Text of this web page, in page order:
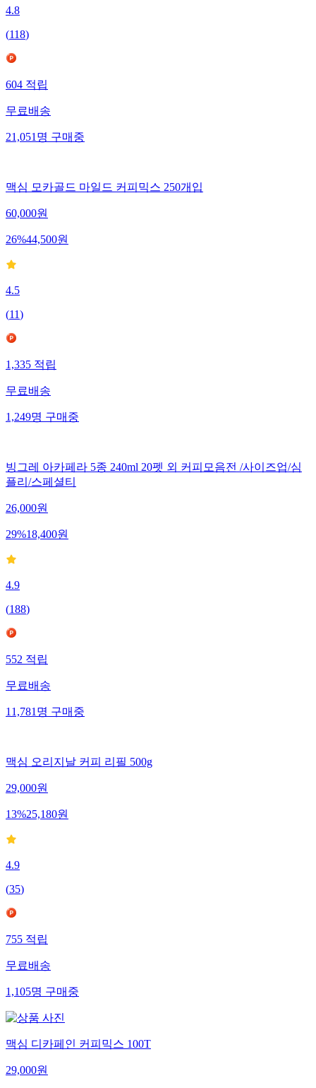
4.8
(118)
604 적립
무료배송
21,051 명 구매중
맥심 모카골드 마일드 커피믹스 250개입
60,000원
26%44,500원
4.5
(11)
1,335적립
무료배송
1,249명구매중
빙그레 아카페라 5종 240ml 20펫 외 커피모음전 /사이즈업/심
플리/스페셜티
26,000원
29%18,400원
4.9
(188)
552적립
무료배송
11,781명구매중
맥심 오리지날 커피 리필 500g
29,000원
13%25,180원
4.9
(35)
755적립
무료배송
1,105명구매중
맥심 디카페인 커피믹스 100T
29,000원